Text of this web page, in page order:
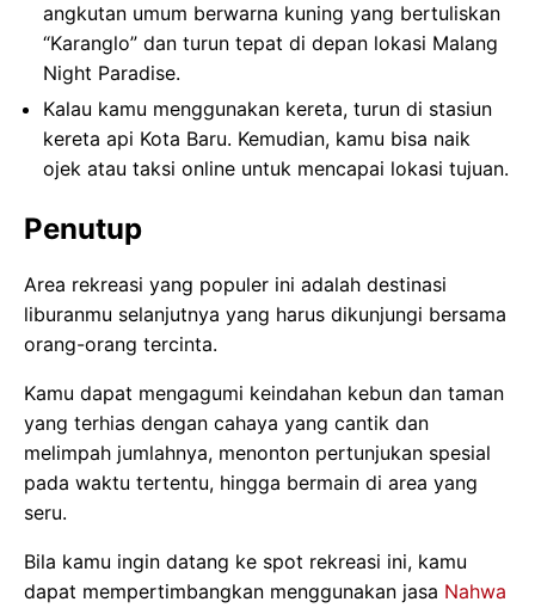
angkutan umum berwarna kuning yang bertuliskan
“Karanglo” dan turun tepat di depan lokasi Malang
Night Paradise.
Kalau kamu menggunakan kereta, turun di stasiun
kereta api Kota Baru. Kemudian, kamu bisa naik
ojek atau taksi online untuk mencapai lokasi tujuan.
Penutup
Area rekreasi yang populer ini adalah destinasi
liburanmu selanjutnya yang harus dikunjungi bersama
orang-orang tercinta.
Kamu dapat mengagumi keindahan kebun dan taman
yang terhias dengan cahaya yang cantik dan
melimpah jumlahnya, menonton pertunjukan spesial
pada waktu tertentu, hingga bermain di area yang
seru.
Bila kamu ingin datang ke spot rekreasi ini, kamu
dapat mempertimbangkan menggunakan jasa Nahwa